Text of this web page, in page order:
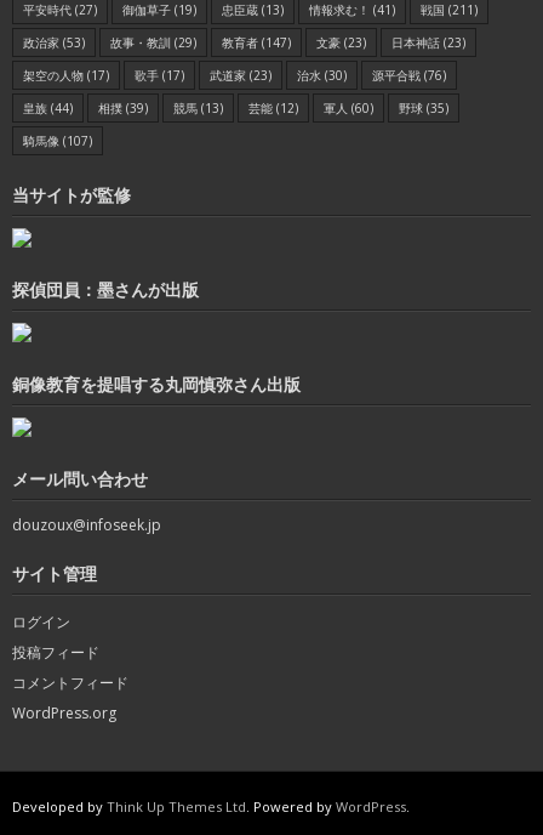
平安時代 (27) 御伽草子 (19) 忠臣蔵 (13) 情報求む！ (41) 戦国 (211)
政治家 (53) 故事・教訓 (29) 教育者 (147) 文豪 (23) 日本神話 (23)
架空の人物 (17) 歌手 (17) 武道家 (23) 治水 (30) 源平合戦 (76)
皇族 (44) 相撲 (39) 競馬 (13) 芸能 (12) 軍人 (60) 野球 (35)
騎馬像 (107)
当サイトが監修
探偵団員：墨さんが出版
銅像教育を提唱する丸岡慎弥さん出版
メール問い合わせ
douzoux@infoseek.jp
サイト管理
ログイン
投稿フィード
コメントフィード
WordPress.org
Developed by Think Up Themes Ltd. Powered by WordPress.